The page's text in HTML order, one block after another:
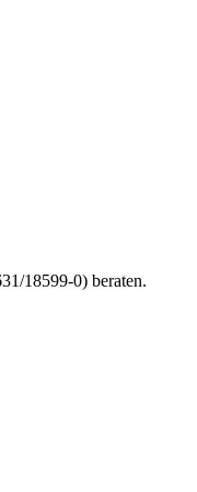
18599-0) beraten.